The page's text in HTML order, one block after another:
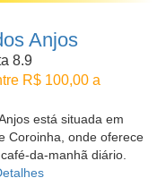
Anjos
8.9
R$ 100,00 a
está situada em
Coroinha, onde oferece
da-manhã diário.